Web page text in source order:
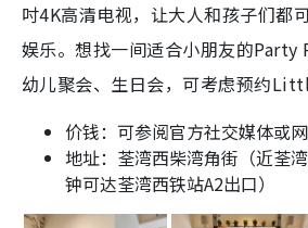
吋4K高清电视，让大人和孩子们都
娱乐。想找一间适合小朋友的Party
幼儿聚会、生日会，可考虑预约
价钱：可参阅官方社交媒体或
地址：荃湾西柴湾角街（近荃
钟可达荃湾西铁站A2出口）